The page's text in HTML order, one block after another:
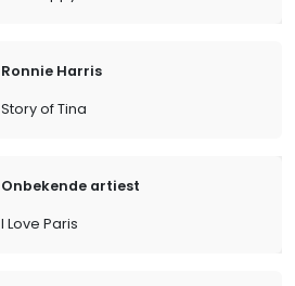
Ronnie Harris
Story of Tina
Onbekende artiest
I Love Paris